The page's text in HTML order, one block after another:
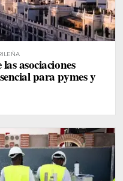
asociaciones
para pymes y